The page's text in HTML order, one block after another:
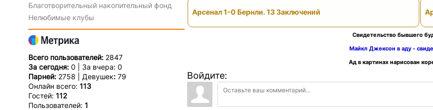
Благотворительный накопительный фонд
Нелюбимые клубы
Всего пользователей: 2847
За сегодня: 0 | За вчера: 0
Парней: 2758 | Девушек:79
Онлайн всего: 113
Гостей: 112
Пользователей: 1
Арсенал 1-0 Бернли. 13 Заключений
Свидетельство бывшего
Майкл Джексон в аду -
Ад в картинах нарисован
Войдите: